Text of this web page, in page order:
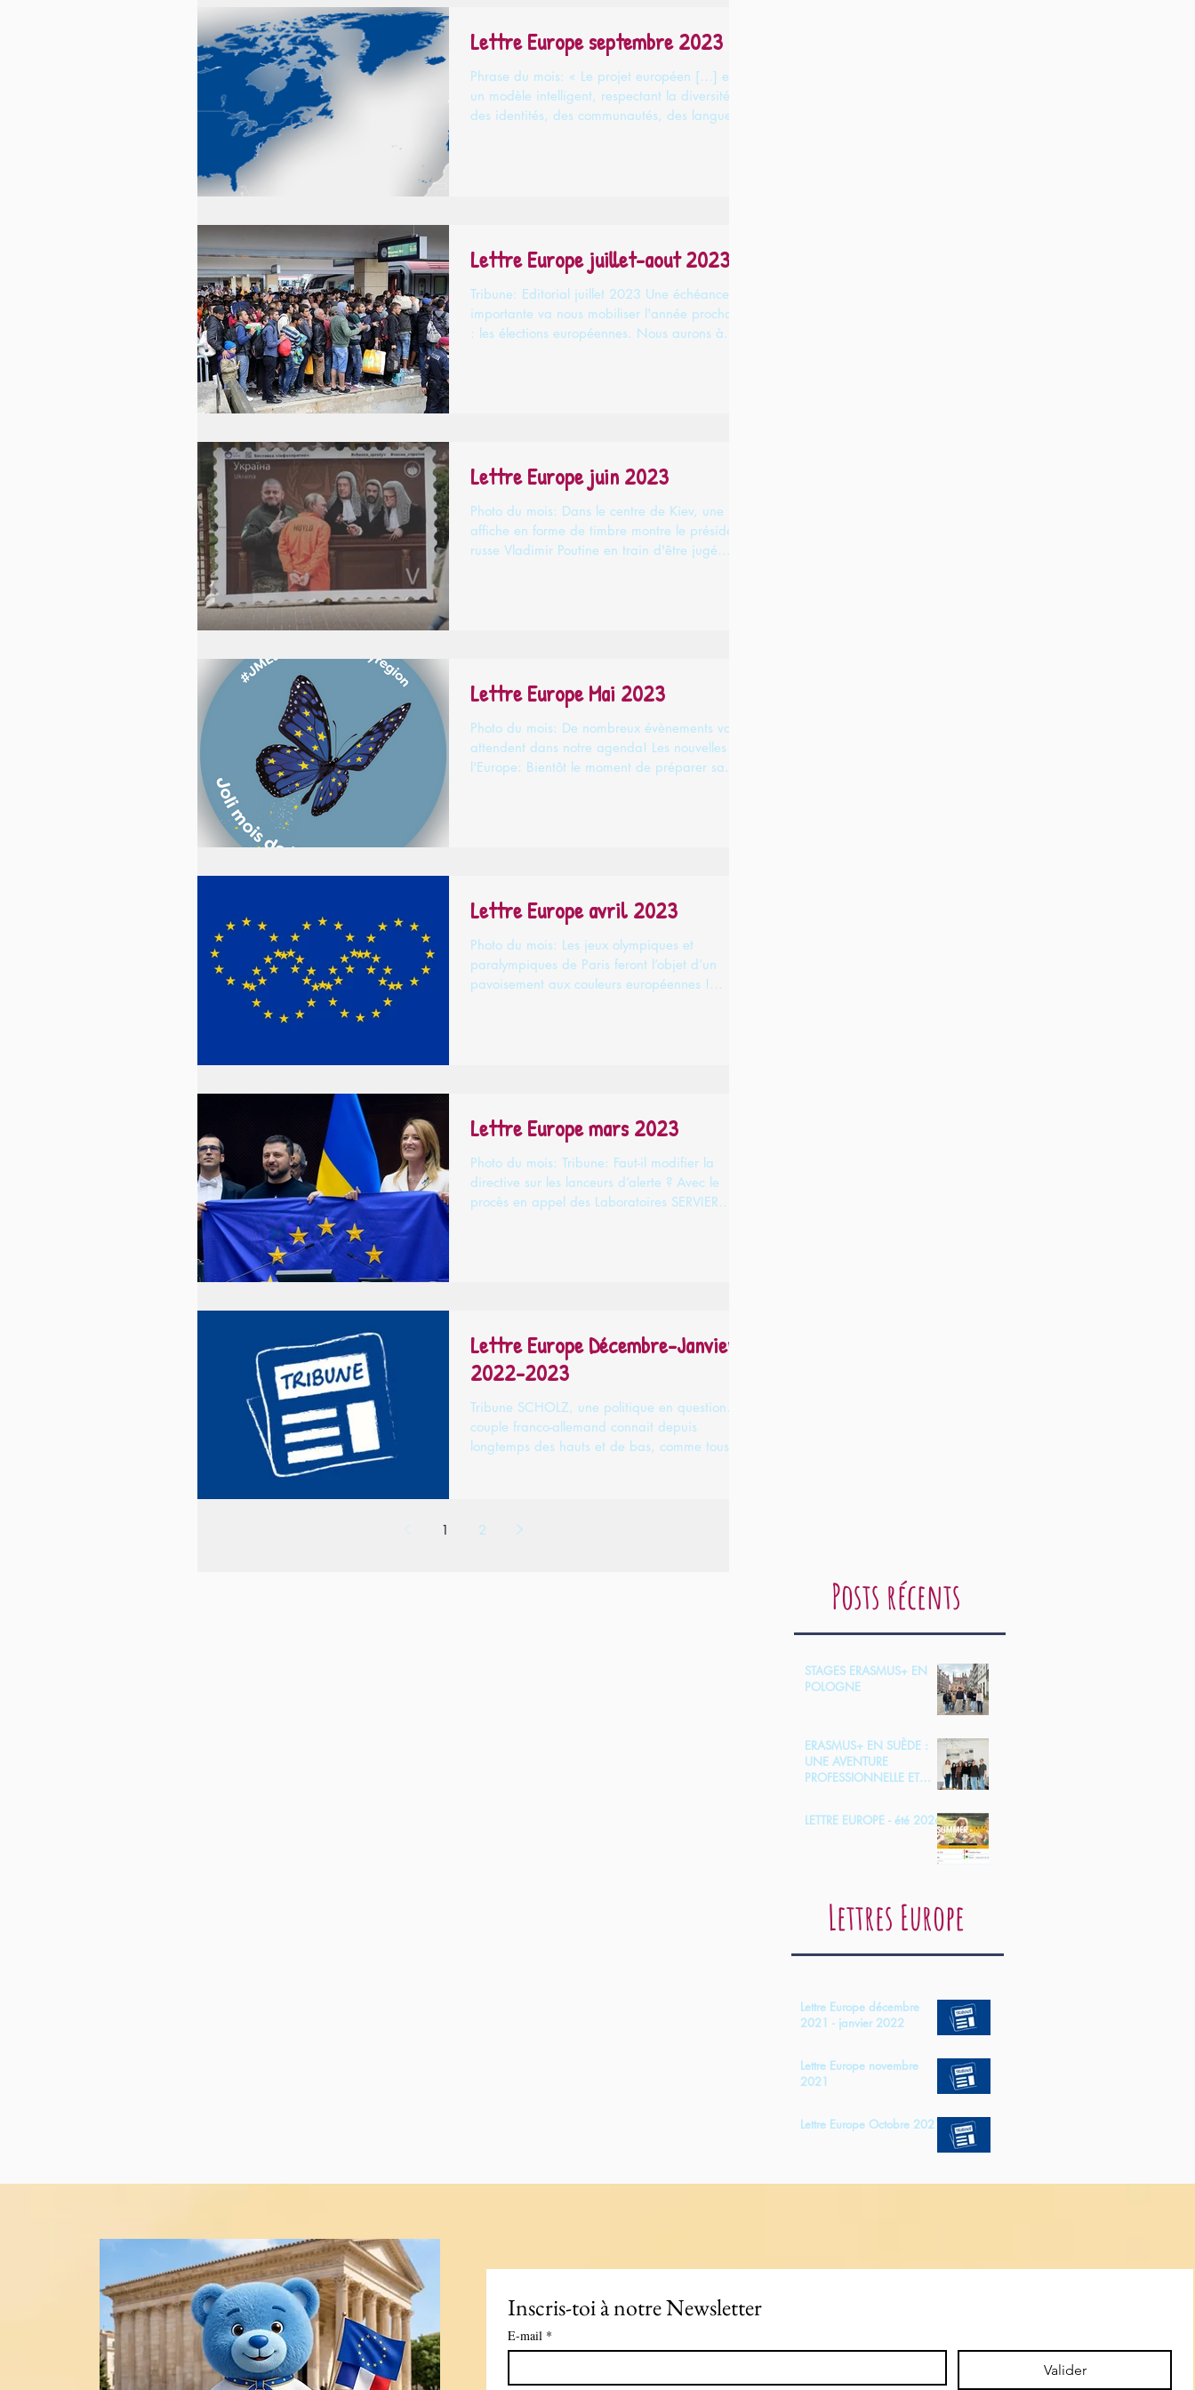
Lettre Europe septembre 2023
Phrase du mois: « Le projet européen […] est
un modèle intelligent, respectant la diversité
des identités, des communautés, des langues...
Lettre Europe juillet-aout 2023
Tribune: Editorial juillet 2023 Une échéance
importante va nous mobiliser l'année prochaine
: les élections européennes. Nous aurons à...
Lettre Europe juin 2023
Photo du mois: Dans le centre de Kiev, une
affiche en forme de timbre montre le président
russe Vladimir Poutine en train d'être jugé....
Lettre Europe Mai 2023
Photo du mois: De nombreux évènements vous
attendent dans notre agenda! Les nouvelles de
l'Europe: Bientôt le moment de préparer sa...
Lettre Europe avril 2023
Photo du mois: Les jeux olympiques et
paralympiques de Paris feront l’objet d’un
pavoisement aux couleurs européennes !
Lettre Europe mars 2023
Photo du mois: Tribune: Faut-il modifier la
directive sur les lanceurs d’alerte ? Avec le
procès en appel des Laboratoires SERVIER
Lettre Europe Décembre-Janvier
2022-2023
Tribune SCHOLZ, une politique en question. Le
couple franco-allemand connait depuis
longtemps des hauts et de bas, comme tous les
1 2
Posts récents
STAGES ERASMUS+ EN
POLOGNE
ERASMUS+ EN SUÈDE :
UNE AVENTURE
PROFESSIONNELLE ET
LETTRE EUROPE - été 2026
Lettres Europe
Lettre Europe décembre
2021 - janvier 2022
Lettre Europe novembre
2021
Lettre Europe Octobre 2021
Inscris-toi à notre Newsletter
E-mail *
Valider